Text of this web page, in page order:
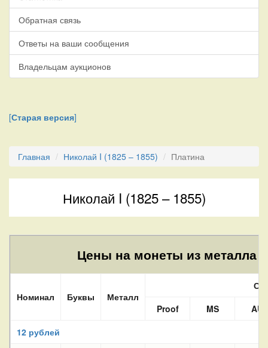
Обратная связь
Ответы на ваши сообщения
Владельцам аукционов
[Старая версия]
Главная Николай I (1825 – 1855) Платина
Николай I (1825 – 1855)
Цены на монеты из металла
Номинал Буквы Металл
Proof
MS
AU
12 рублей